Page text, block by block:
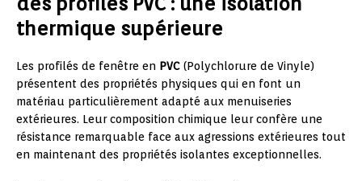
thermique supérieure
Les profilés de fenêtre en PVC(Polychlorure de Vinyle)
présentent des propriétés physiques qui en font un
matériau particulièrement adapté aux menuiseries
extérieures. Leur composition chimique leur confère une
résistance remarquable face aux agressions extérieures tout
en maintenant des propriétés isolantes exceptionnelles.